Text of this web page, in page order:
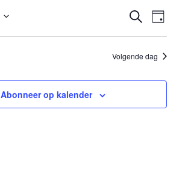
Zoeken
en
Zoeken
Dag
Volgende dag
Abonneer op kalender